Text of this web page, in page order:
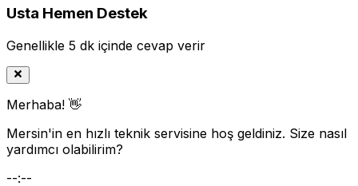
Usta Hemen Destek
Genellikle 5 dk içinde cevap verir
Merhaba! 👋
Mersin'in en hızlı teknik servisine hoş geldiniz. Size nasıl
yardımcı olabilirim?
--:--